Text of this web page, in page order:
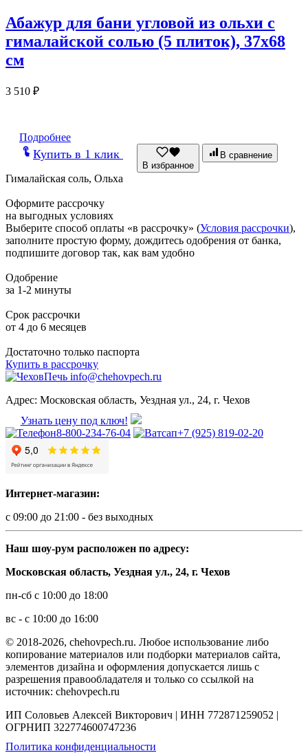
Абажур для бани угловой из ольхи с
гималайской солью (5 плиток), 37х68
см
3 510 ₽
Подробнее
Купить в 1 клик
В избранное
В сравнение
Гималайская соль, Ольха
Оформите рассрочку
на выгодных условиях
Выберите способ оплаты «в рассрочку» (Условия рассрочки),
заполните простую форму, дождитесь одобрения от банка,
подпишите договор так, как вам удобно
Одобрение
за 1-2 минуты
Срок рассрочки
от 4 до 6 месяцев
Достаточно только паспорта
Купить в рассрочку
info@chehovpech.ru
Адрес: Московская область, Уездная ул., 24, г. Чехов
Узнать цену под ключ!
8-800-234-76-04
+7 (925) 819-02-20
Интернет-магазин:
с 09:00 до 21:00 - без выходных
Наш шоу-рум расположен по адресу:
Московская область, Уездная ул., 24, г. Чехов
пн-сб с 10:00 до 18:00
вс - с 10:00 до 16:00
© 2018-2026, chehovpech.ru. Любое использование либо
копирование материалов или подборки материалов сайта,
элементов дизайна и оформления допускается лишь с
разрешения правообладателя и только со ссылкой на
источник: chehovpech.ru
ИП Соловьев Алексей Викторович | ИНН 772871259052 |
ОГРНИП 322774600747236
Политика конфиденциальности